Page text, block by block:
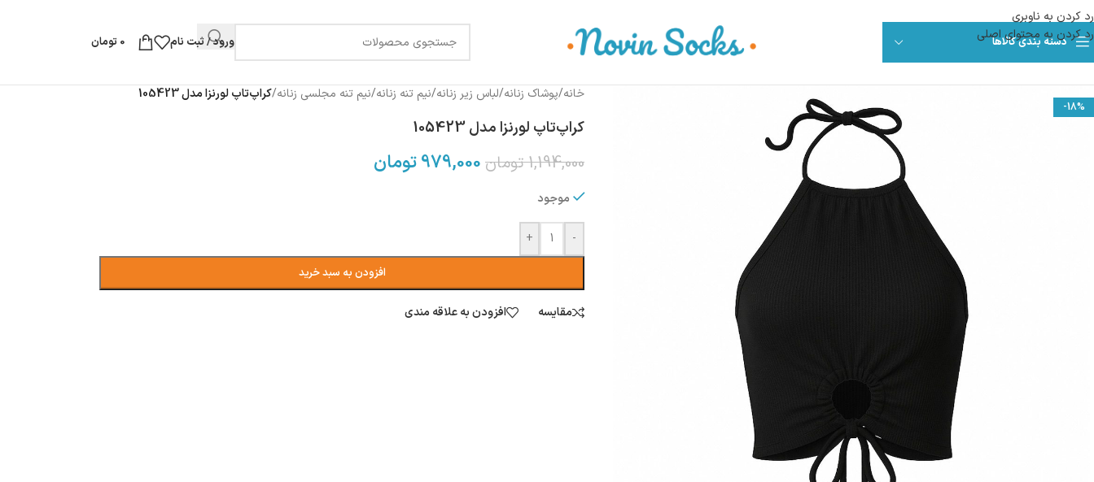
رد کردن به ناوبری
رد کردن به محتوای اصلی
دسته بندی کالاها ورود / ثبت نام 0 تومان
-18%
خانه/پوشاک زنانه/لباس زیر زنانه/نیم تنه زنانه/نیم تنه مجلسی زنانه/کراپ‌تاپ لورنزا مدل 105423
کراپ‌تاپ لورنزا مدل 105423
1,194,000 تومان 979,000تومان
موجود
-
+
افزودن به سبد خرید
مقایسه افزودن به علاقه مندی